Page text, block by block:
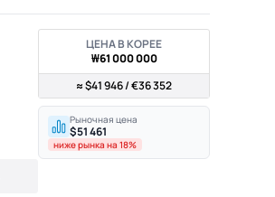
ЦЕНА В КОРЕЕ
₩61 000 000
≈ $41 946 / €36 352
Рыночная цена
$51 461
ниже рынка на 18%